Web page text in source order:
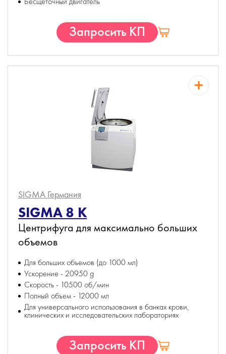
Запросить КП
SIGMA Германия
SIGMA 8 K
Центрифуга для максимально больших
объемов
Для больших объемов (до 1000 мл)
Ускорение - 20950 g
Скорость - 10500 об/мин
Полный объем - 12000 мл
Для универсального использования в банках крови,
клинических и исследовательских лабораториях
Запросить КП